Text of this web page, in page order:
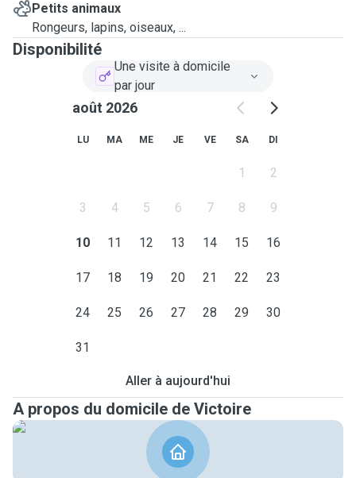
Petits animaux
Rongeurs, lapins, oiseaux, ...
Disponibilité
Une visite à domicile
par jour
août 2026
LU MA ME JE VE SA DI
1 2
3 4 5 6 7 8 9
10 11 12 13 14 15 16
17 18 19 20 21 22 23
24 25 26 27 28 29 30
31
Aller à aujourd'hui
A propos du domicile de Victoire